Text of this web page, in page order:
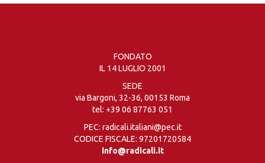
FONDATO
IL 14 LUGLIO 2001
SEDE
via Bargoni, 32-36, 00153 Roma
tel: +39 06 87763 051
PEC: radicali.italiani@pec.it
CODICE FISCALE: 97201720584
info@radicali.it